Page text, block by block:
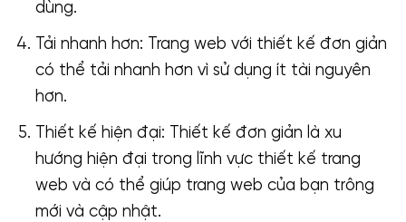
dùng.
Tải nhanh hơn: Trang web với thiết kế đơn giản
có thể tải nhanh hơn vì sử dụng ít tài nguyên
hơn.
Thiết kế hiện đại: Thiết kế đơn giản là xu
hướng hiện đại trong lĩnh vực thiết kế trang
web và có thể giúp trang web của bạn trông
mới và cập nhật.